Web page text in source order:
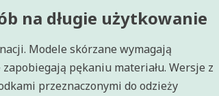
na długie użytkowanie
Modele skórzane wymagają
pękaniu materiału. Wersje z
przeznaczonymi do odzieży